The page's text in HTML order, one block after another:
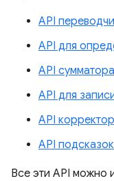
API
API для
API сумматора
API для
API
API подсказок
Все эти API можно